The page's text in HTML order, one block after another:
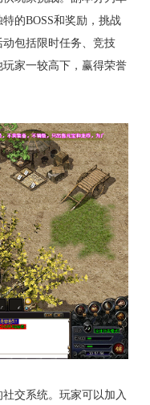
的BOSS和奖励，挑战
包括限时任务、竞技
家一较高下，赢得荣誉
交系统。玩家可以加入